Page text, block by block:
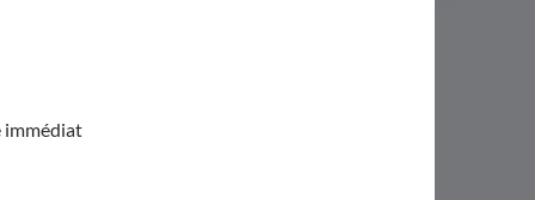
immédiat